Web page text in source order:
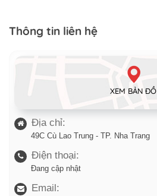
Thông tin liên hệ
XEM BẢN ĐỒ
Địa chỉ:
49C Cù Lao Trung - TP. Nha Trang
Điện thoại:
Đang cập nhật
Email: